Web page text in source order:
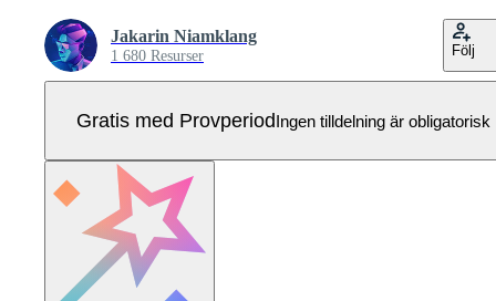
Jakarin Niamklang
1 680 Resurser Följ
Gratis med ProvperiodIngen tilldelning är obligatorisk